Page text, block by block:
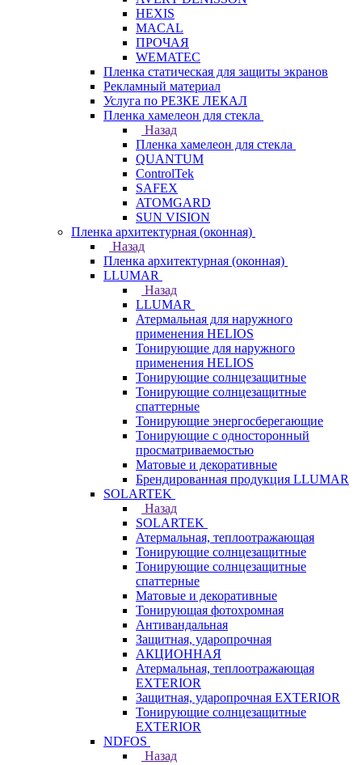
HEXIS
MACAL
ПРОЧАЯ
WEMATEC
Пленка статическая для защиты экранов
Рекламный материал
Услуга по РЕЗКЕ ЛЕКАЛ
Пленка хамелеон для стекла
Назад
Пленка хамелеон для стекла
QUANTUM
ControlTek
SAFEX
ATOMGARD
SUN VISION
Пленка архитектурная (оконная)
Назад
Пленка архитектурная (оконная)
LLUMAR
Назад
LLUMAR
Атермальная для наружного
применения HELIOS
Тонирующие для наружного
применения HELIOS
Тонирующие солнцезащитные
Тонирующие солнцезащитные
спаттерные
Тонирующие энергосберегающие
Тонирующие с односторонный
просматриваемостью
Матовые и декоративные
Брендированная продукция LLUMAR
SOLARTEK
Назад
SOLARTEK
Атермальная, теплоотражающая
Тонирующие солнцезащитные
Тонирующие солнцезащитные
спаттерные
Матовые и декоративные
Тонирующая фотохромная
Антивандальная
Защитная, ударопрочная
АКЦИОННАЯ
Атермальная, теплоотражающая
EXTERIOR
Защитная, ударопрочная EXTERIOR
Тонирующие солнцезащитные
EXTERIOR
NDFOS
Назад